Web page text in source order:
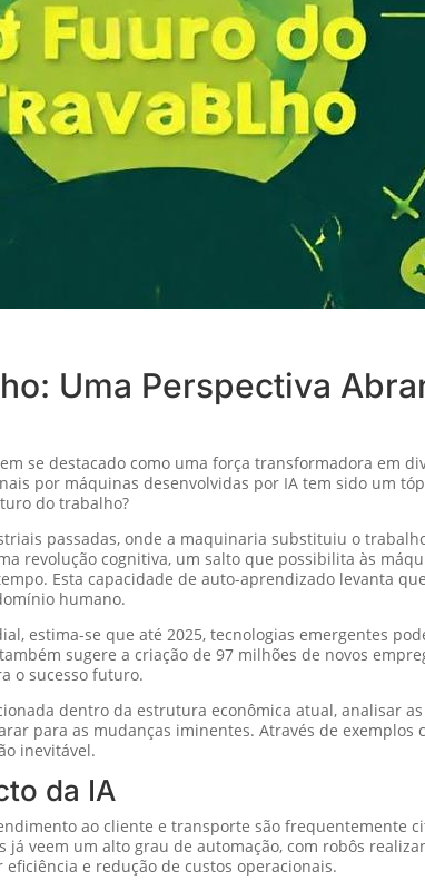
Uma Perspectiva
se destacado como uma força transformadora em
por máquinas desenvolvidas por IA tem sido um
do trabalho?
passadas, onde a maquinaria substituiu o
revolução cognitiva, um salto que possibilita às
Esta capacidade de auto-aprendizado levanta
humano.
estima-se que até 2025, tecnologias emergentes
sugere a criação de 97 milhões de novos
o sucesso futuro.
dentro da estrutura econômica atual, analisar
para as mudanças iminentes. Através de exemplos
inevitável.
da IA
ao cliente e transporte são frequentemente
veem um alto grau de automação, com robôs
e redução de custos operacionais.